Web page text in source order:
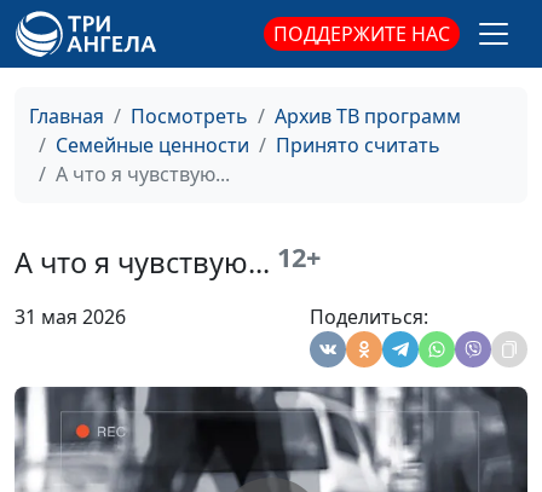
ПОДДЕРЖИТЕ НАС
Главная Посмотреть
Архив ТВ программ
Семейные ценности
Принято считать
А что я чувствую...
А что я чувствую... 12+
31 мая 2026 Поделиться:
Гибкие границы в
Юлия Синицына,
психолог, телесно-
ориентированный
Ирина Полищук,
ориентированный
терапевт
Вина должна быть
продуктивной?
Юлия Синицына,
Ирина Полищук,
психолог, телесно-
ориентированный
#972